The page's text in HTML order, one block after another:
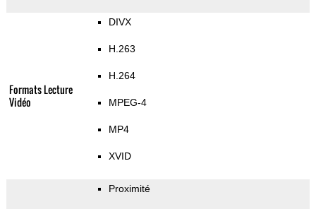
Formats Lecture
Vidéo
DIVX
H.263
H.264
MPEG-4
MP4
XVID
Proximité